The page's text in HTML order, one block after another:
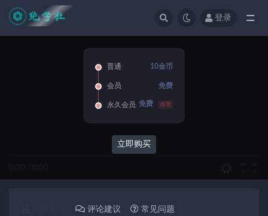
登录
普通 10金币
会员 免费
永久会员 免费 推荐
立即购买
评论建议 常见问题